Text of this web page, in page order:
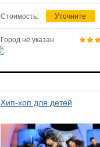
Стоимость: Уточните
Город не указан
Хип-хоп для детей